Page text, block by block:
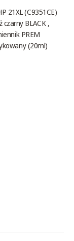
21XL (C9351CE)
czarny BLACK ,
PREM
(20ml)